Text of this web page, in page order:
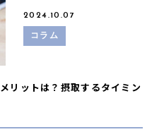
2024.10.07
コラム
リットは？摂取するタイミン